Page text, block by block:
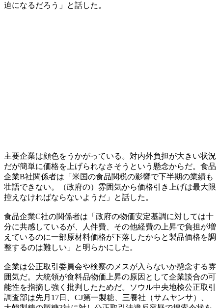
迫になるだろう」と話した。
主要企業は顔色をうかがっている。対内外負担が大きい状況
だが簡単に価格を上げられなさそうという懸念からだ。食品
企業B社関係者は「米国の食品関税の影響で下半期の業績も
壮語できない。（政府の）雰囲気から価格引き上げは最大限
控えなければならないようだ」と話した。
食品企業C社の関係者は「政府の物価安定基調に対しては十
分に共感しているが、人件費、その他経費の上昇で負担が増
えているのに一部原材料価格が下落したからと製品価格を調
整するのは難しい」と明らかにした。
企業は公正取引委員会や検察のメスが入らないか懸念する雰
囲気だ。大統領が食料品物価上昇の原因として企業談合の可
能性を指摘し強く批判したためだ。ソウル中央地検公正取引
調査部は先月17日、CJ第一製糖、三養社（サムヤンサ）、